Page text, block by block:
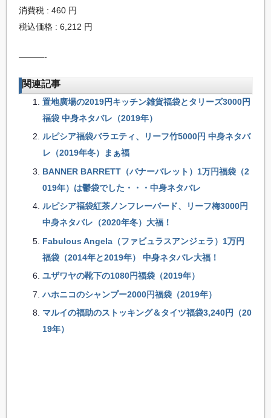
消費税 : 460 円
税込価格 : 6,212 円
———-
関連記事
置地廣場の2019円キッチン雑貨福袋とタリーズ3000円
福袋 中身ネタバレ（2019年）
ルピシア福袋バラエティ、リーフ竹5000円 中身ネタバ
レ（2019年冬）まぁ福
BANNER BARRETT（バナーバレット）1万円福袋（2
019年）は鬱袋でした・・・中身ネタバレ
ルピシア福袋紅茶ノンフレーバード、リーフ梅3000円
中身ネタバレ（2020年冬）大福！
Fabulous Angela（ファビュラスアンジェラ）1万円
福袋（2014年と2019年） 中身ネタバレ大福！
ユザワヤの靴下の1080円福袋（2019年）
ハホニコのシャンプー2000円福袋（2019年）
マルイの福助のストッキング＆タイツ福袋3,240円（20
19年）